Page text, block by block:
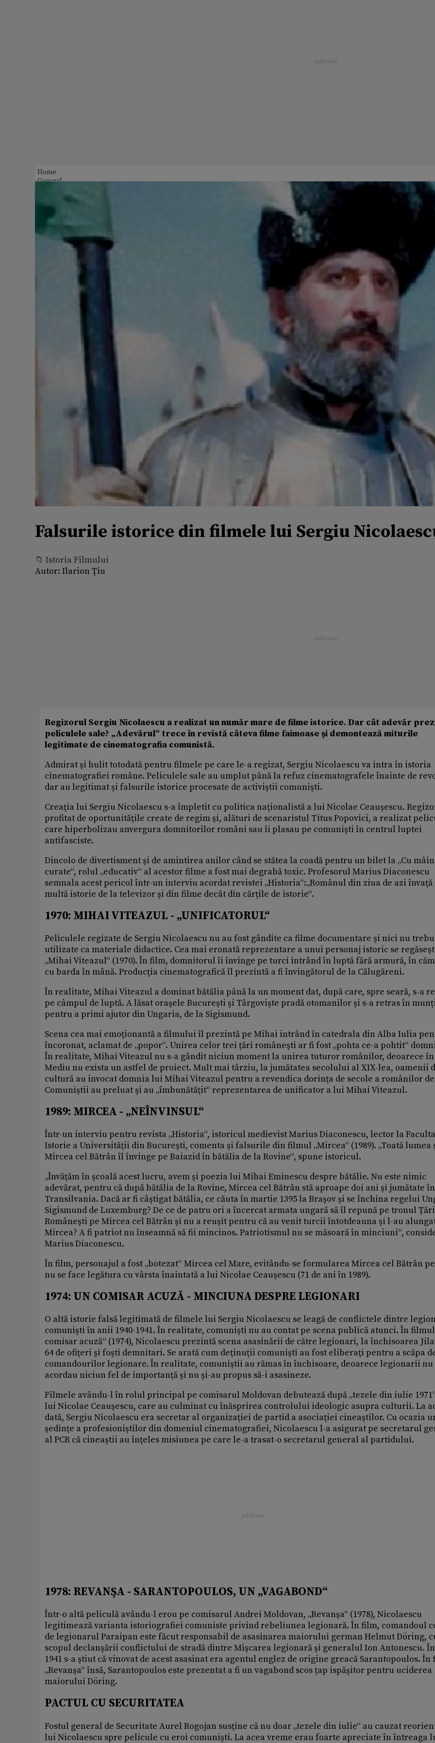
Home
General
Falsurile istorice din filmele lui Sergiu
📁 Istoria Filmului
Autor: Ilarion Ţiu
Regizorul Sergiu Nicolaescu a realizat un număr mare de filme istorice. Dar cât adevăr
peliculele sale? „Adevărul“ trece în revistă câteva filme faimoase şi demontează miturile
legitimate de cinematografia comunistă.
Admirat şi hulit totodată pentru filmele pe care le-a regizat, Sergiu Nicolaescu va intra în istoria
cinematografiei române. Peliculele sale au umplut până la refuz cinematografele înainte de
dar au legitimat şi falsurile istorice procesate de activiştii comunişti.
Creaţia lui Sergiu Nicolaescu s-a împletit cu politica naţionalistă a lui Nicolae Ceauşescu.
profitat de oportunităţile create de regim şi, alături de scenaristul Titus Popovici, a realizat
care hiperbolizau anvergura domnitorilor români sau îi plasau pe comunişti în centrul luptei
antifasciste.
Dincolo de divertisment şi de amintirea anilor când se stătea la coadă pentru un bilet la „Cu
curate“, rolul „educativ“ al acestor filme a fost mai degrabă toxic. Profesorul Marius Diaconescu
semnala acest pericol într-un interviu acordat revistei „Historia“:„Românul din ziua de azi
multă istorie de la televizor şi din filme decât din cărţile de istorie“.
1970: MIHAI VITEAZUL - „UNIFICATORUL“
Peliculele regizate de Sergiu Nicolaescu nu au fost gândite ca filme documentare şi nici nu
utilizate ca materiale didactice. Cea mai eronată reprezentare a unui personaj istoric se
„Mihai Viteazul“ (1970). În film, domnitorul îi învinge pe turci intrând în luptă fără armură, în
cu barda în mână. Producţia cinematografică îl prezintă a fi învingătorul de la Călugăreni.
În realitate, Mihai Viteazul a dominat bătălia până la un moment dat, după care, spre seară, s-a
pe câmpul de luptă. A lăsat oraşele Bucureşti şi Târgovişte pradă otomanilor şi s-a retras în
pentru a primi ajutor din Ungaria, de la Sigismund.
Scena cea mai emoţionantă a filmului îl prezintă pe Mihai intrând în catedrala din Alba Iulia
încoronat, aclamat de „popor“. Unirea celor trei ţări româneşti ar fi fost „pohta ce-a pohtit“
În realitate, Mihai Viteazul nu s-a gândit niciun moment la unirea tuturor românilor, deoarece
Mediu nu exista un astfel de proiect. Mult mai târziu, la jumătatea secolului al XIX-lea, oamenii
cultură au invocat domnia lui Mihai Viteazul pentru a revendica dorinţa de secole a românilor
Comuniştii au preluat şi au „îmbunătăţit“ reprezentarea de unificator a lui Mihai Viteazul.
1989: MIRCEA - „NEÎNVINSUL“
Într-un interviu pentru revista „Historia“, istoricul medievist Marius Diaconescu, lector la
Istorie a Universităţii din Bucureşti, comenta şi falsurile din filmul „Mircea“ (1989). „Toată lumea
Mircea cel Bătrân îl învinge pe Baiazid în bătălia de la Rovine“, spune istoricul.
„Învăţăm în şcoală acest lucru, avem şi poezia lui Mihai Eminescu despre bătălie. Nu este nimic
adevărat, pentru că după bătălia de la Rovine, Mircea cel Bătrân stă aproape doi ani şi jumătate în
Transilvania. Dacă ar fi câştigat bătălia, ce căuta în martie 1395 la Braşov şi se închina regelui
Sigismund de Luxemburg? De ce de patru ori a încercat armata ungară să îl repună pe tronul
Româneşti pe Mircea cel Bătrân şi nu a reuşit pentru că au venit turcii întotdeauna şi l-au
Mircea? A fi patriot nu înseamnă să fii mincinos. Patriotismul nu se măsoară în minciuni“,
Marius Diaconescu.
În film, personajul a fost „botezat“ Mircea cel Mare, evitându-se formularea Mircea cel Bătrân
nu se face legătura cu vârsta înaintată a lui Nicolae Ceauşescu (71 de ani în 1989).
1974: UN COMISAR ACUZĂ - MINCIUNA DESPRE LEGIONARI
O altă istorie falsă legitimată de filmele lui Sergiu Nicolaescu se leagă de conflictele dintre
comunişti în anii 1940-1941. În realitate, comunişti nu au contat pe scena publică atunci. În filmul
comisar acuză“ (1974), Nicolaescu prezintă scena asasinării de către legionari, la închisoarea
64 de ofiţeri şi foşti demnitari. Se arată cum deţinuţii comunişti au fost eliberaţi pentru a scăpa
comandourilor legionare. În realitate, comuniştii au rămas în închisoare, deoarece legionarii nu
acordau niciun fel de importanţă şi nu şi-au propus să-i asasineze.
Filmele avându-l în rolul principal pe comisarul Moldovan debutează după „tezele din iulie
lui Nicolae Ceauşescu, care au culminat cu înăsprirea controlului ideologic asupra culturii. La
dată, Sergiu Nicolaescu era secretar al organizaţiei de partid a asociaţiei cineaştilor. Cu ocazia
şedinţe a profesioniştilor din domeniul cinematografiei, Nicolaescu l-a asigurat pe secretarul
al PCR că cineaştii au înţeles misiunea pe care le-a trasat-o secretarul general al partidului.
1978: REVANŞA - SARANTOPOULOS, UN „VAGABOND“
Într-o altă peliculă avându-l erou pe comisarul Andrei Moldovan, „Revanşa“ (1978), Nicolaescu
legitimează varianta istoriografiei comuniste privind rebeliunea legionară. În film, comandoul
de legionarul Paraipan este făcut responsabil de asasinarea maiorului german Helmut Döring,
scopul declanşării conflictului de stradă dintre Mişcarea legionară şi generalul Ion Antonescu.
1941 s-a ştiut că vinovat de acest asasinat era agentul englez de origine greacă Sarantopoulos.
„Revanşa“ însă, Sarantopoulos este prezentat a fi un vagabond scos ţap ispăşitor pentru uciderea
maiorului Döring.
PACTUL CU SECURITATEA
Fostul general de Securitate Aurel Rogojan susţine că nu doar „tezele din iulie“ au cauzat
lui Nicolaescu spre pelicule cu eroi comunişti. La acea vreme erau foarte apreciate în întreaga